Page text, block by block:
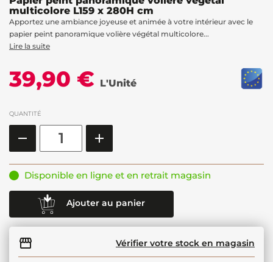
multicolore L159 x 280H cm
Apportez une ambiance joyeuse et animée à votre intérieur avec le
papier peint panoramique volière végétal multicolore...
Lire la suite
39,90 € L'Unité
QUANTITÉ
Disponible en ligne et en retrait magasin
Ajouter au panier
Vérifier votre stock en magasin